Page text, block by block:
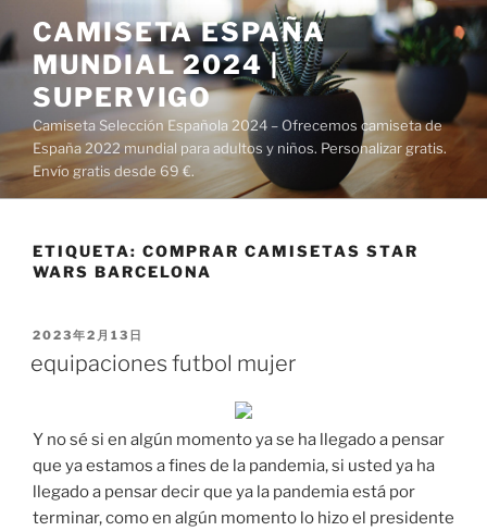
al
contenido
CAMISETA ESPAÑA
MUNDIAL 2024 |
SUPERVIGO
Camiseta Selección Española 2024 – Ofrecemos camiseta de
España 2022 mundial para adultos y niños. Personalizar gratis.
Envío gratis desde 69 €.
ETIQUETA: COMPRAR CAMISETAS STAR
WARS BARCELONA
PUBLICADO
2023年2月13日
equipaciones futbol mujer
Y no sé si en algún momento ya se ha llegado a pensar
que ya estamos a fines de la pandemia, si usted ya ha
llegado a pensar decir que ya la pandemia está por
terminar, como en algún momento lo hizo el presidente